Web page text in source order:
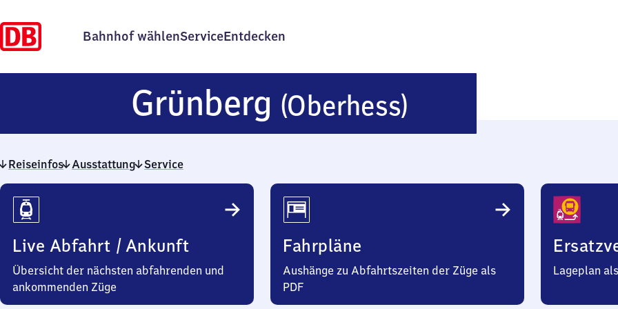
Bahnhof wählenServiceEntdecken
Grünberg (Oberhess)
(Oberhessen)
Reiseinfos Ausstattung Service
Reiseinfos
Live Abfahrt / Ankunft
Übersicht der nächsten abfahrenden und
ankommenden Züge
Fahrpläne
Aushänge zu Abfahrtszeiten der Züge als
PDF
Lageplan